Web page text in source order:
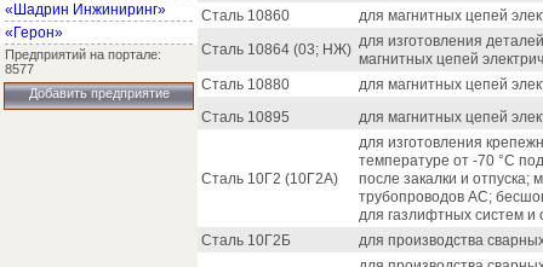
«Шадрин Инжиниринг»
«Герон»
Предприятий на портале:
8577
Добавить предприятие
Сталь 10860
для магнитных цепей
Сталь 10864 (03; НЖ) для изготовления
магнитных цепей
Сталь 10880
для магнитных цепей
Сталь 10895
для магнитных цепей
Сталь 10Г2 (10Г2А)
для изготовления
температуре от -70 °С
после закалки и отпуска;
трубопроводов АС;
для газлифтных систем и
Сталь 10Г2Б
для производства